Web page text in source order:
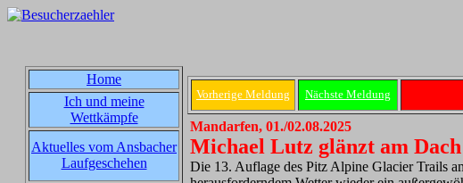
Home
Ich und meine
Wettkämpfe
Aktuelles vom Ansbacher
Laufgeschehen
Vorherige Meldung Nächste Meldung
Mandarfen, 01./02.08.2025
Michael Lutz glänzt am
Die 13. Auflage des Pitz Alpine Glacier Trails